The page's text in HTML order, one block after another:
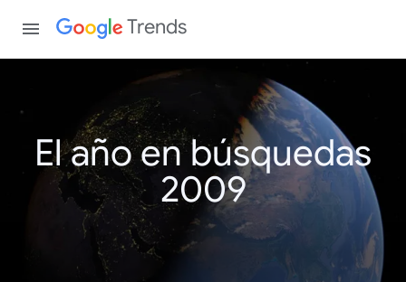
Trends
El año en búsquedas
2009